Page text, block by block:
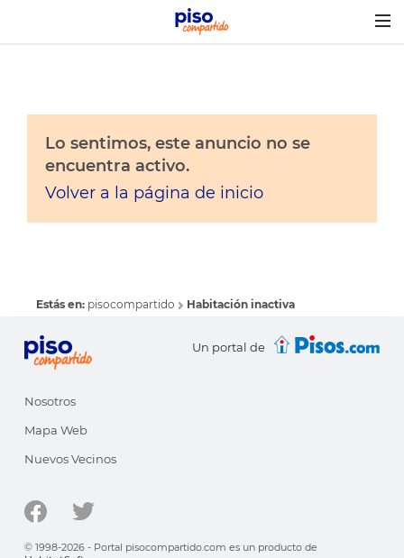
Lo sentimos, este anuncio no se
encuentra activo.
Volver a la página de inicio
Estás en: pisocompartido Habitación inactiva
Un portal de
Nosotros
Mapa Web
Nuevos Vecinos
© 1998-2026 - Portal pisocompartido.com es un producto de